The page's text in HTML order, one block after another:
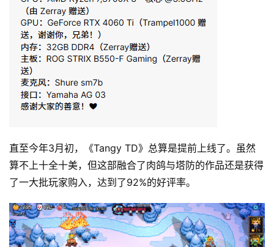
直至今年3月初，《Tangy TD》总算是提前上线了。虽然
算不上十全十美，但这部融合了肉鸽与塔防的作品还是获得
了一大批玩家购入，达到了92%的好评率。